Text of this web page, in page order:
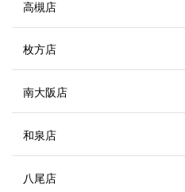
高槻店
枚方店
南大阪店
和泉店
八尾店